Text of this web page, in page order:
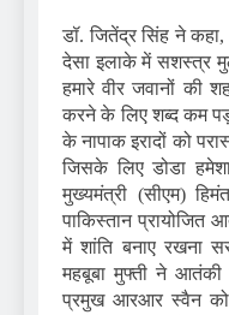
डॉ. जितेंद्र सिंह ने
देसा इलाके में सशस्त्र
हमारे वीर जवानों की
करने के लिए शब्द कम
के नापाक इरादों को
जिसके लिए डोडा
मुख्यमंत्री (सीएम)
पाकिस्तान प्रायोजित
में शांति बनाए रखना
महबूबा मुफ्ती ने
प्रमुख आरआर स्वैन को